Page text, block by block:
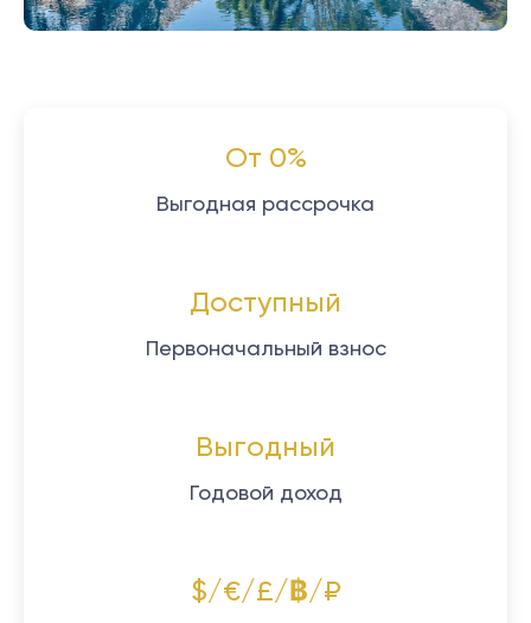
От 0%
Выгодная рассрочка
Доступный
Первоначальный взнос
Выгодный
Годовой доход
$/€/£/฿/₽